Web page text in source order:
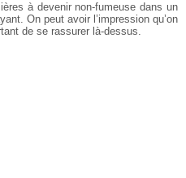
à devenir non-fumeuse dans un
On peut avoir l’impression qu’on
de se rassurer là-dessus.